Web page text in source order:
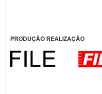
PRODUÇÃO REALIZAÇÃO